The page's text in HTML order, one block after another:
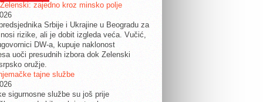
zajedno kroz minsko polje
Srbije i Ukrajine u Beogradu za
rizike, ali je dobit izgleda veća. Vučić,
DW-a, kupuje naklonost
uoči presudnih izbora dok Zelenski
oružje.
tajne službe
sigurnosne službe su još prije